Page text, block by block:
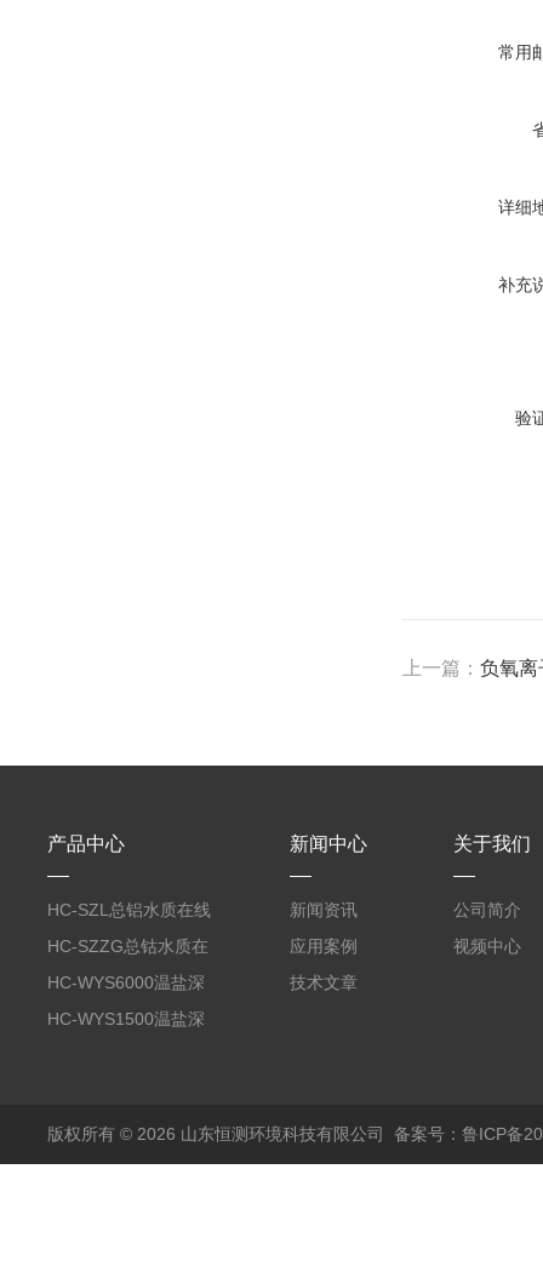
常用
详细
补充
验
上一篇：负氧离
产品中心
HC-SZL总铝水质在线
分析仪
HC-SZZG总钴水质在
线分析仪
HC-WYS6000温盐深
分析仪
HC-WYS1500温盐深
新闻中心
新闻资讯
应用案例
技术文章
关于我们
公司简介
视频中心
版权所有 © 2026 山东恒测环境科技有限公司 备案号：鲁ICP备